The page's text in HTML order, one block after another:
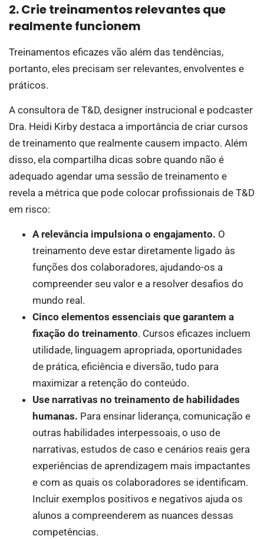
2. Crie treinamentos relevantes que
realmente funcionem
Treinamentos eficazes vão além das tendências,
portanto, eles precisam ser relevantes, envolventes e
práticos.
A consultora de T&D, designer instrucional e podcaster
Dra. Heidi Kirby destaca a importância de criar cursos
de treinamento que realmente causem impacto. Além
disso, ela compartilha dicas sobre quando não é
adequado agendar uma sessão de treinamento e
revela a métrica que pode colocar profissionais de T&D
em risco:
A relevância impulsiona o engajamento. O
treinamento deve estar diretamente ligado às
funções dos colaboradores, ajudando-os a
compreender seu valor e a resolver desafios do
mundo real.
Cinco elementos essenciais que garantem a
fixação do treinamento. Cursos eficazes incluem
utilidade, linguagem apropriada, oportunidades
de prática, eficiência e diversão, tudo para
maximizar a retenção do conteúdo.
Use narrativas no treinamento de habilidades
humanas. Para ensinar liderança, comunicação e
outras habilidades interpessoais, o uso de
narrativas, estudos de caso e cenários reais gera
experiências de aprendizagem mais impactantes
e com as quais os colaboradores se identificam.
Incluir exemplos positivos e negativos ajuda os
alunos a compreenderem as nuances dessas
competências.